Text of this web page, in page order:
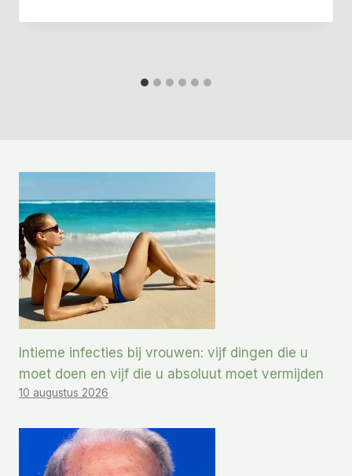
Intieme infecties bij vrouwen: vijf dingen die u
moet doen en vijf die u absoluut moet vermijden
10 augustus 2026